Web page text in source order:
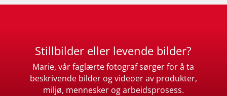
Stillbilder eller levende bilder?
Marie, vår faglærte fotograf sørger for å ta
beskrivende bilder og videoer av produkter,
miljø, mennesker og arbeidsprosess.